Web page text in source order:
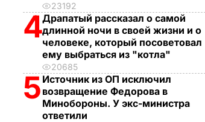
23192
4Драпатый рассказал о самой
длинной ночи в своей жизни и о
человеке, который посоветовал
ему выбраться из "котла"
20685
5 Источник из ОП исключил
возвращение Федорова в
Минобороны. У экс-министра
ответили